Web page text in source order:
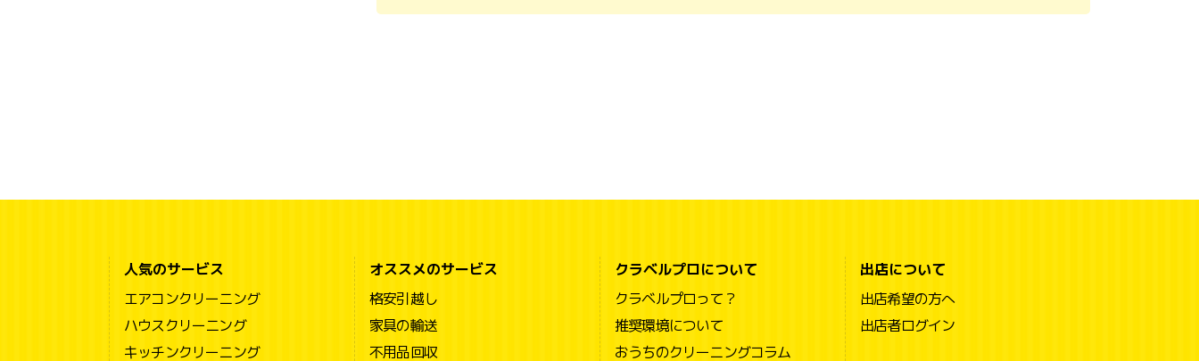
人気のサービス
エアコンクリーニング
ハウスクリーニング
キッチンクリーニング
オススメのサービス
格安引越し
家具の輸送
不用品回収
クラベルプロについて
クラベルプロって？
推奨環境について
おうちのクリーニングコラム
出店について
出店希望の方へ
出店者ログイン